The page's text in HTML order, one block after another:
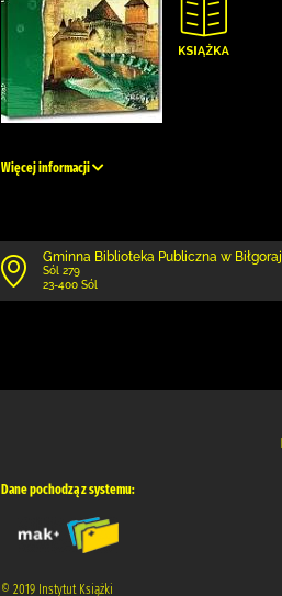
Więcej informacji
Gminna Biblioteka Publiczna w
Sól 279
23-400 Sól
Dane pochodzą z systemu:
© 2019 Instytut Książki